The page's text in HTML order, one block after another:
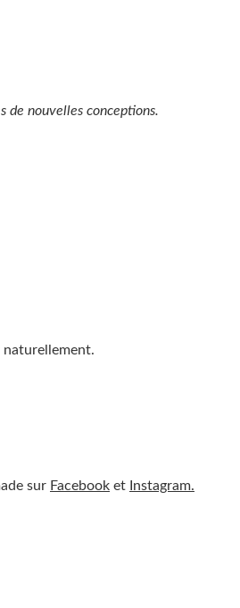
nouvelles conceptions.
naturellement.
sur Facebooket Instagram.